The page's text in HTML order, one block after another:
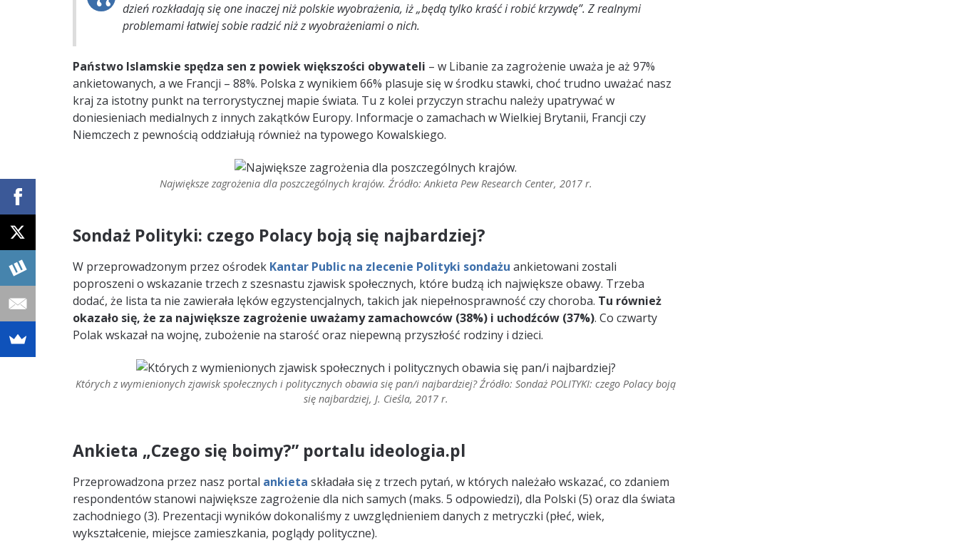
dzień rozkładają się one inaczej niż polskie wyobrażenia, iż „będą tylko kraść i robić krzywdę”. Z realnymi
problemami łatwiej sobie radzić niż z wyobrażeniami o nich.
Państwo Islamskie spędza sen z powiek większości obywateli – w Libanie za zagrożenie uważa je aż 97%
ankietowanych, a we Francji – 88%. Polska z wynikiem 66% plasuje się w środku stawki, choć trudno uważać nasz
kraj za istotny punkt na terrorystycznej mapie świata. Tu z kolei przyczyn strachu należy upatrywać w
doniesieniach medialnych z innych zakątków Europy. Informacje o zamachach w Wielkiej Brytanii, Francji czy
Niemczech z pewnością oddziałują również na typowego Kowalskiego.
Największe zagrożenia dla poszczególnych krajów. Źródło: Ankieta Pew Research Center, 2017 r.
Sondaż Polityki: czego Polacy boją się najbardziej?
W przeprowadzonym przez ośrodek Kantar Public na zlecenie Polityki sondażu ankietowani zostali
poproszeni o wskazanie trzech z szesnastu zjawisk społecznych, które budzą ich największe obawy. Trzeba
dodać, że lista ta nie zawierała lęków egzystencjalnych, takich jak niepełnosprawność czy choroba. Tu również
okazało się, że za największe zagrożenie uważamy zamachowców (38%) i uchodźców (37%). Co czwarty
Polak wskazał na wojnę, zubożenie na starość oraz niepewną przyszłość rodziny i dzieci.
Których z wymienionych zjawisk społecznych i politycznych obawia się pan/i najbardziej? Źródło: Sondaż POLITYKI: czego Polacy boją
się najbardziej, J. Cieśla, 2017 r.
Ankieta „Czego się boimy?” portalu ideologia.pl
Przeprowadzona przez nasz portal ankieta składała się z trzech pytań, w których należało wskazać, co zdaniem
respondentów stanowi największe zagrożenie dla nich samych (maks. 5 odpowiedzi), dla Polski (5) oraz dla świata
zachodniego (3). Prezentacji wyników dokonaliśmy z uwzględnieniem danych z metryczki (płeć, wiek,
wykształcenie, miejsce zamieszkania, poglądy polityczne).